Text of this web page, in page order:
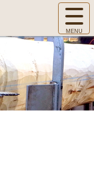
サ
イ
ト
ュ
ー
を
開